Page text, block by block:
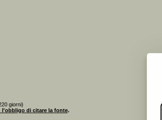
giorni)
l'obbligo di citare la fonte.